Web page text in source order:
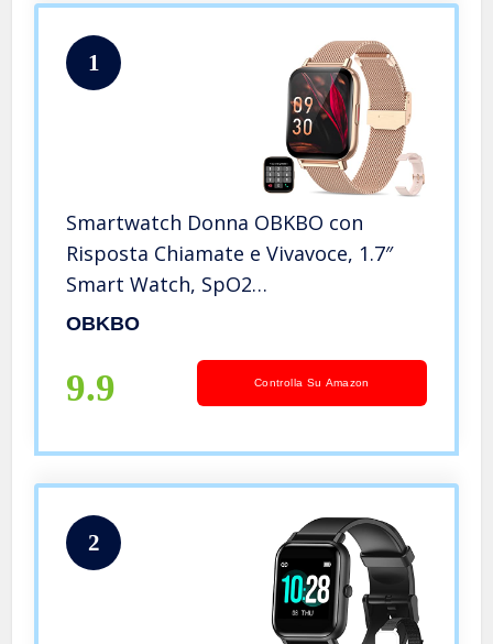
1
Smartwatch Donna OBKBO con
Risposta Chiamate e Vivavoce, 1.7″
Smart Watch, SpO2
Cardiofrequenzimetro, Notifiche
Donna IP67 Contapassi Calorie per
Android iOS Oro Rosa
OBKBO
9.9 Controlla Su Amazon
2